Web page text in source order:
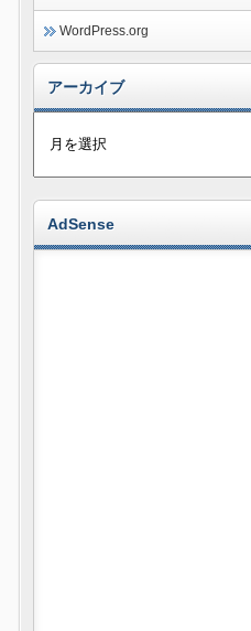
WordPress.org
アーカイブ
AdSense